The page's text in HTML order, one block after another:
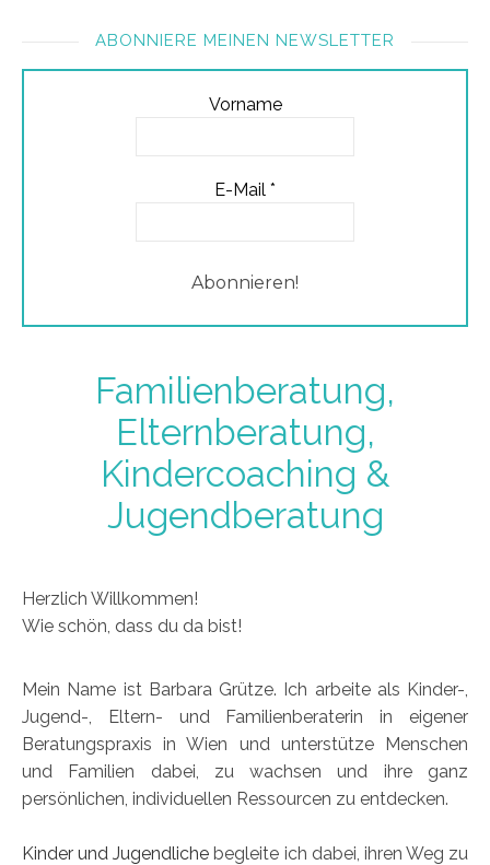
ABONNIERE MEINEN NEWSLETTER
Vorname
E-Mail *
Familienberatung,
Elternberatung,
Kindercoaching &
Jugendberatung
Herzlich Willkommen!
Wie schön, dass du da bist!
Mein Name ist Barbara Grütze. Ich arbeite als Kinder-,
Jugend-, Eltern- und Familienberaterin in eigener
Beratungspraxis in Wien und unterstütze Menschen
und Familien dabei, zu wachsen und ihre ganz
persönlichen, individuellen Ressourcen zu entdecken.
Kinder und Jugendliche begleite ich dabei, ihren Weg zu